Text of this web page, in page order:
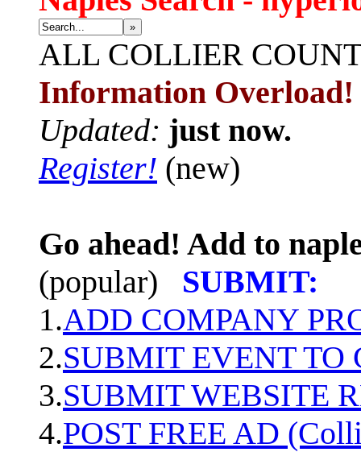
»
ALL COLLIER
Information Overload!
Updated: just now.
Register! (new)
Go ahead! Add to
(popular)
SUBMIT:
1.ADD COMPANY
2.SUBMIT EVENT TO
3.SUBMIT WEBSITE
4.POST FREE AD